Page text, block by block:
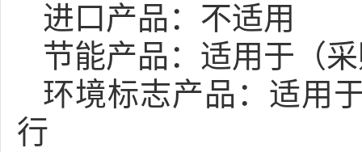
进口产品： 不适用
节能产品： 适用于（
环境标志产品： 适用
行